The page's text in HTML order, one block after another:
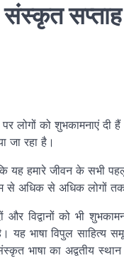
को शुभकामनाएं दी
रहा है।
यह हमारे जीवन के सभी
से अधिक से अधिक लोगों
और विद्वानों को भी
यह भाषा विपुल साहित्‍य
भाषा का अद्वतीय